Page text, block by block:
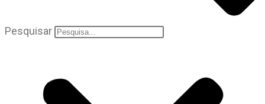
Pesquisar